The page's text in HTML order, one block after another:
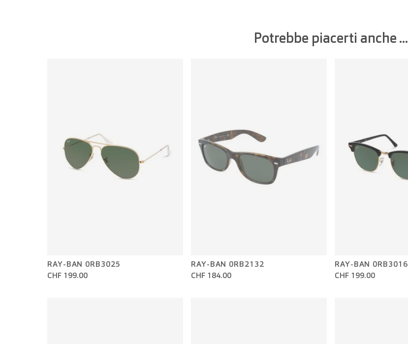
Potrebbe piacerti anche ...
RAY-BAN 0RB3025
CHF 199.00
RAY-BAN 0RB2132
CHF 184.00
RAY-BAN 0RB3016
CHF 199.00